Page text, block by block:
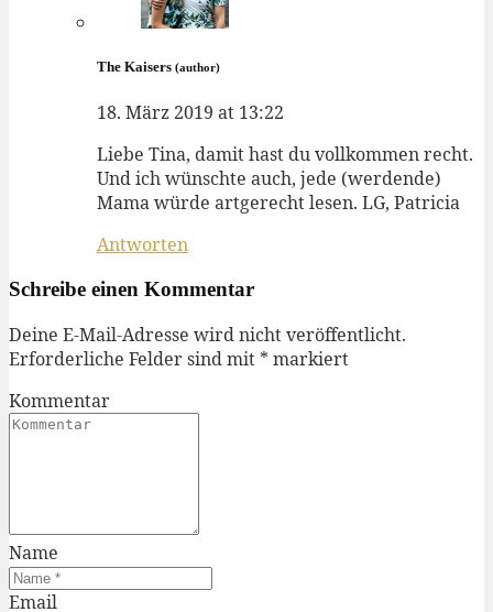
The Kaisers (author)
18. März 2019 at 13:22
Liebe Tina, damit hast du vollkommen recht.
Und ich wünschte auch, jede (werdende)
Mama würde artgerecht lesen. LG, Patricia
Antworten
Schreibe einen Kommentar
Deine E-Mail-Adresse wird nicht veröffentlicht.
Erforderliche Felder sind mit * markiert
Kommentar
Name
Email